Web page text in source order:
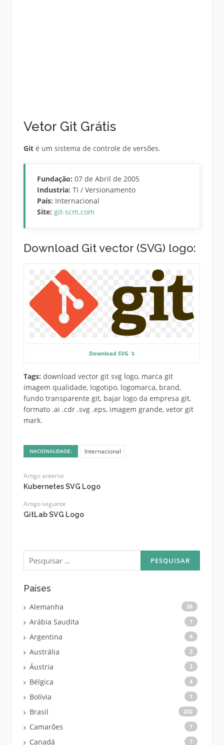
Vetor Git Grátis
Gité um sistema de controle de versões.
Fundação: 07 de Abril de 2005
Industria: TI / Versionamento
País: Internacional
Site: git-scm.com
Download Git vector (SVG) logo:
Download SVG ↴
Tags: download vector git svg logo, marca git
imagem qualidade, logotipo, logomarca, brand,
fundo transparente git, bajar logo da empresa git,
formato .ai .cdr .svg .eps, imagem grande, vetor git
mark.
NACIONALIDADE: Internacional
Artigo anterior
Kubernetes SVG Logo
Artigo seguinte
GitLab SVG Logo
Pesquisar
por:
Países
Alemanha 26
Arábia Saudita 1
Argentina 4
Austrália 2
Áustria 2
Bélgica 4
Bolívia 1
Brasil 232
Camarões 1
Canadá 7